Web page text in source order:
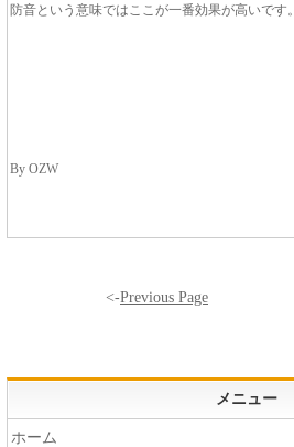
防音という意味ではここが一番効果が高いです。
By OZW
<-Previous Page
メニュー
ホーム